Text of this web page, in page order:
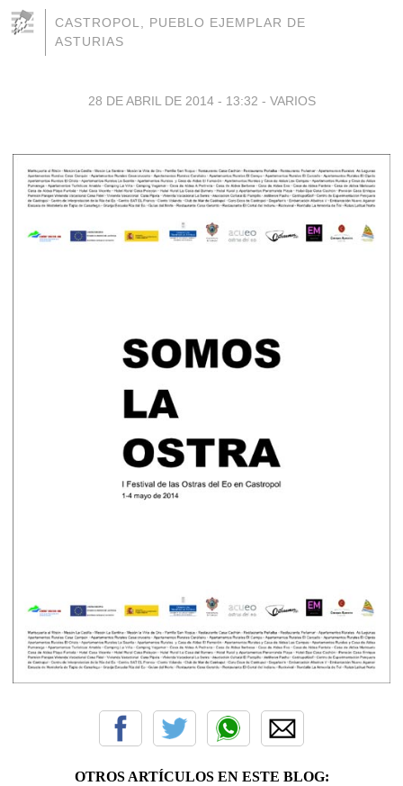
CASTROPOL, PUEBLO EJEMPLAR DE
ASTURIAS
28 DE ABRIL DE 2014 - 13:32 - VARIOS
OTROS ARTÍCULOS EN ESTE BLOG: